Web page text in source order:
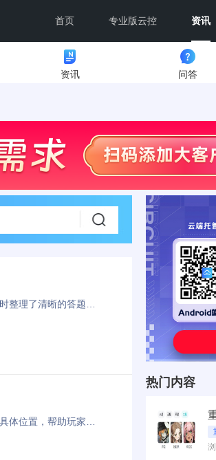
首页 专业版云控 资讯
资讯 问答
热门内容